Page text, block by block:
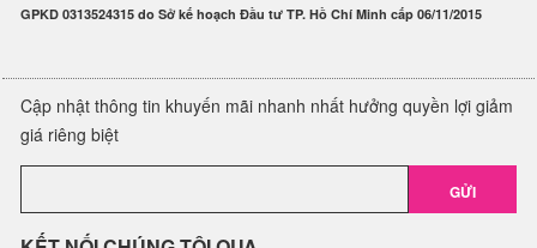
GPKD 0313524315 do Sở kế hoạch Đầu tư TP. Hồ Chí Minh cấp 06/11/2015
Cập nhật thông tin khuyến mãi nhanh nhất hưởng quyền lợi giảm
giá riêng biệt
GỬI